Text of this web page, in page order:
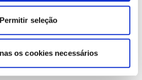
Permitir seleção
os cookies necessários